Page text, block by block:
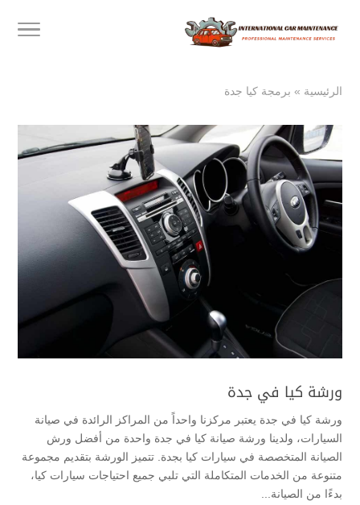
الرئيسية » برمجة كيا جدة
ورشة كيا في جدة
ورشة كيا في جدة يعتبر مركزنا واحداً من المراكز الرائدة في صيانة
السيارات، ولدينا ورشة صيانة كيا في جدة واحدة من أفضل ورش
الصيانة المتخصصة في سيارات كيا بجدة. تتميز الورشة بتقديم مجموعة
متنوعة من الخدمات المتكاملة التي تلبي جميع احتياجات سيارات كيا،
بدءًا من الصيانة...